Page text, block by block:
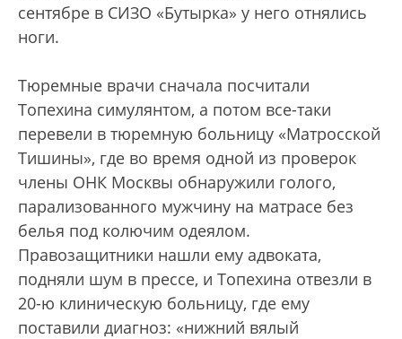
сентябре в СИЗО «Бутырка» у него отнялись
ноги.
Тюремные врачи сначала посчитали
Топехина симулянтом, а потом все-таки
перевели в тюремную больницу «Матросской
Тишины», где во время одной из проверок
члены ОНК Москвы обнаружили голого,
парализованного мужчину на матрасе без
белья под колючим одеялом.
Правозащитники нашли ему адвоката,
подняли шум в прессе, и Топехина отвезли в
20-ю клиническую больницу, где ему
поставили диагноз: «нижний вялый